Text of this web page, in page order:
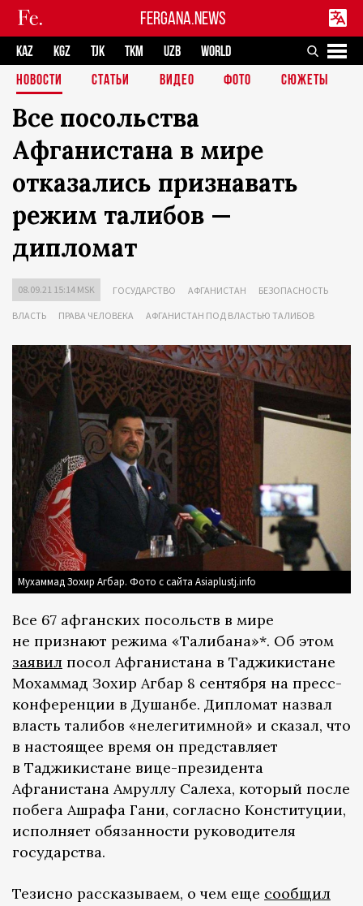
FERGANA.NEWS
KAZ KGZ TJK TKM UZB
WORLD
НОВОСТИ
СТАТЬИ ВИДЕО ФОТО СЮЖЕТЫ
Все посольства
Афганистана в мире
отказались признавать
режим талибов —
дипломат
08.09.21 15:14 MSK ГОСУДАРСТВО АФГАНИСТАН БЕЗОПАСНОСТЬ
ВЛАСТЬ ПРАВА ЧЕЛОВЕКА АФГАНИСТАН ПОД ВЛАСТЬЮ ТАЛИБОВ
Мухаммад Зохир Агбар. Фото с сайта Asiaplustj.info
Все 67 афганских посольств в мире
не признают режима «Талибана»*. Об этом
заявил посол Афганистана в Таджикистане
Мохаммад Зохир Агбар 8 сентября на пресс-
конференции в Душанбе. Дипломат назвал
власть талибов «нелегитимной» и сказал, что
в настоящее время он представляет
в Таджикистане вице-президента
Афганистана Амруллу Салеха, который после
побега Ашрафа Гани, согласно Конституции,
исполняет обязанности руководителя
государства.
Тезисно рассказываем, о чем еще сообщил